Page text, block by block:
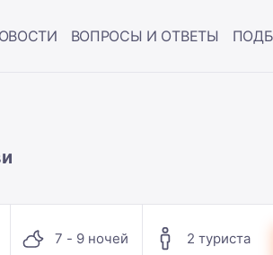
ВОПРОСЫ И ОТВЕТЫ
7 - 9 ночей 2 туриста